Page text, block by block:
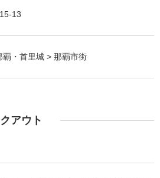
13
・首里城 > 那覇市街
アウト